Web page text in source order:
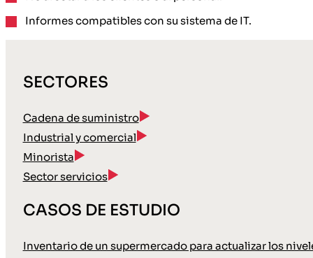
Informes compatibles con su sistema de IT.
SECTORES
Cadena de suministro
Industrial y comercial
Minorista
Sector servicios
CASOS DE ESTUDIO
Inventario de un supermercado para actualizar los